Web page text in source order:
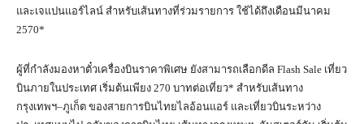
และเจแปนแอร์ไลน์ สำหรับเส้นทางที่ร่วมรายการ ใช้ได้ถึงเดือนมีนาคม
2570*
ผู้ที่กำลังมองหาตั๋วเครื่องบินราคาพิเศษ ยังสามารถเลือกดีล Flash Sale เที่ยว
บินภายในประเทศ เริ่มต้นเพียง 270 บาทต่อเที่ยว* สำหรับเส้นทาง
กรุงเทพฯ–ภูเก็ต ของสายการบินไทยไลอ้อนแอร์ และเที่ยวบินระหว่าง